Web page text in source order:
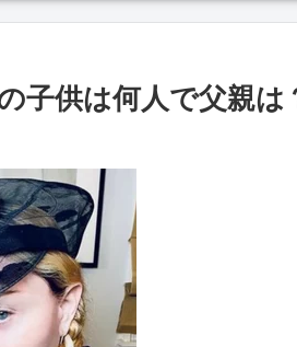
子供は何人で父親